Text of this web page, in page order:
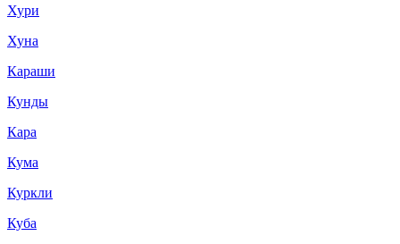
Хури
Хуна
Караши
Кунды
Кара
Кума
Куркли
Куба